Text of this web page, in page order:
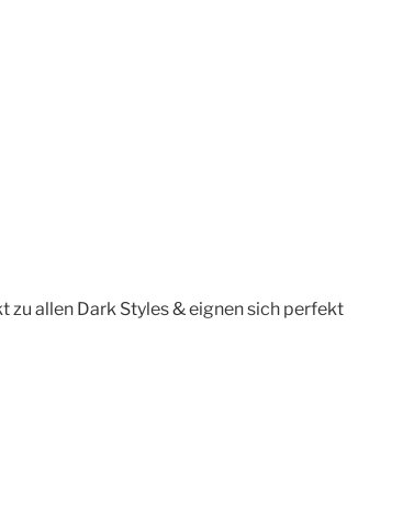
allen Dark Styles & eignen sich perfekt